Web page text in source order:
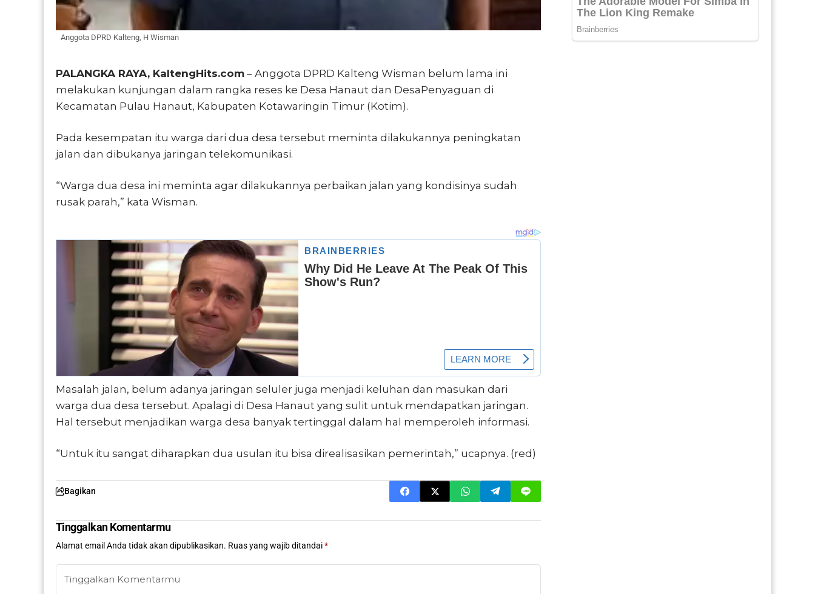
Anggota DPRD Kalteng, H Wisman
PALANGKA RAYA, KaltengHits.com – Anggota DPRD Kalteng Wisman belum lama ini
melakukan kunjungan dalam rangka reses ke Desa Hanaut dan DesaPenyaguan di
Kecamatan Pulau Hanaut, Kabupaten Kotawaringin Timur (Kotim).
Pada kesempatan itu warga dari dua desa tersebut meminta dilakukannya peningkatan
jalan dan dibukanya jaringan telekomunikasi.
“Warga dua desa ini meminta agar dilakukannya perbaikan jalan yang kondisinya sudah
rusak parah,” kata Wisman.
Masalah jalan, belum adanya jaringan seluler juga menjadi keluhan dan masukan dari
warga dua desa tersebut. Apalagi di Desa Hanaut yang sulit untuk mendapatkan jaringan.
Hal tersebut menjadikan warga desa banyak tertinggal dalam hal memperoleh informasi.
“Untuk itu sangat diharapkan dua usulan itu bisa direalisasikan pemerintah,” ucapnya. (red)
Bagikan
Tinggalkan Komentarmu
Alamat email Anda tidak akan dipublikasikan. Ruas yang wajib ditandai*